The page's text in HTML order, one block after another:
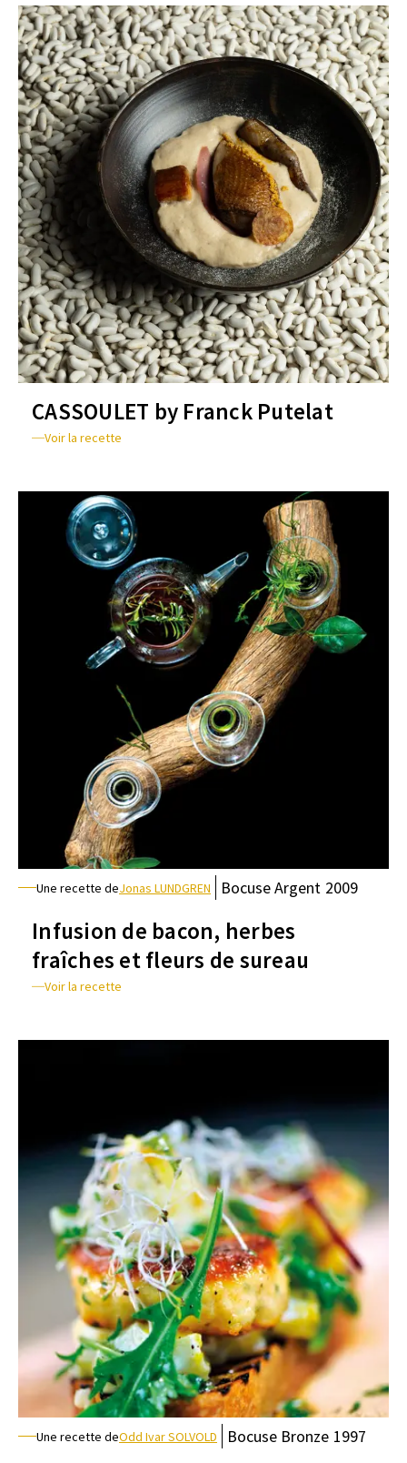
CASSOULET by Franck Putelat
Voir la recette
Une recette deJonas LUNDGREN BocuseArgent 2009
Infusion de bacon, herbes
fraîches et fleurs de sureau
Voir la recette
Une recette deOdd Ivar SOLVOLD Bocuse Bronze 1997